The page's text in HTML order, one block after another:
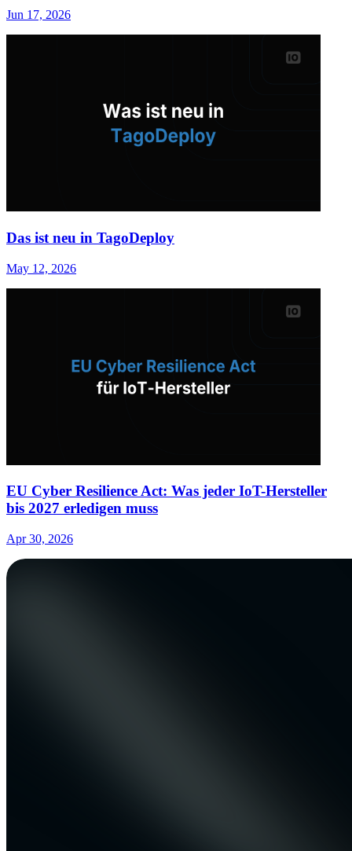
Jun 17, 2026
Das ist neu in TagoDeploy
May 12, 2026
EU Cyber Resilience Act: Was jeder IoT-Hersteller
bis 2027 erledigen muss
Apr 30, 2026